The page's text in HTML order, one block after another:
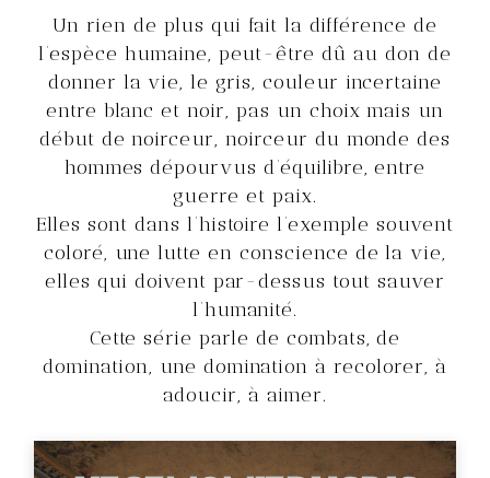
Un rien de plus qui fait la différence de
l’espèce humaine, peut-être dû au don de
donner la vie, le gris, couleur incertaine
entre blanc et noir, pas un choix mais un
début de noirceur, noirceur du monde des
hommes dépourvus d’équilibre, entre
guerre et paix.
Elles sont dans l’histoire l’exemple souvent
coloré, une lutte en conscience de la vie,
elles qui doivent par-dessus tout sauver
l’humanité.
Cette série parle de combats, de
domination, une domination à recolorer, à
adoucir, à aimer.